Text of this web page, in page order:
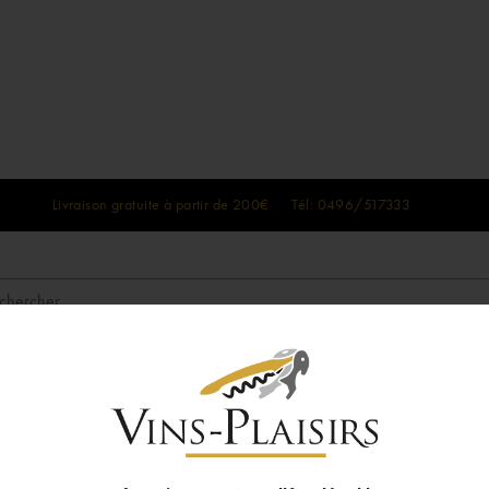
Livraison gratuite à partir de 200€ Tél: 0496/517333
SPIRITUEUX